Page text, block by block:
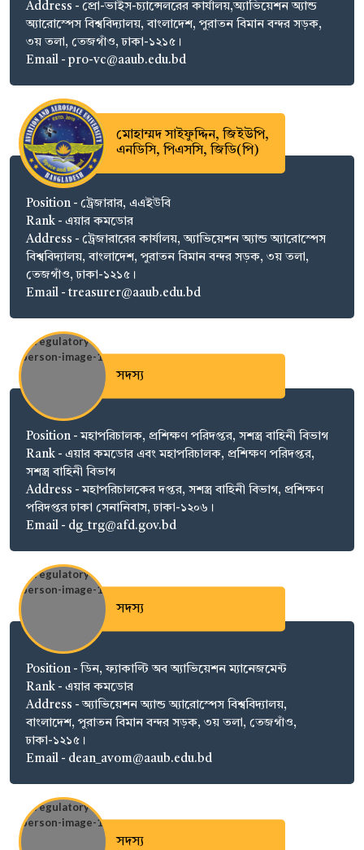
Address - প্রো-ভাইস-চ্যান্সেলরের কার্যালয়,অ্যাভিয়েশন অ্যান্ড
অ্যারোস্পেস বিশ্ববিদ্যালয়, বাংলাদেশ, পুরাতন বিমান বন্দর সড়ক,
৩য় তলা, তেজগাঁও, ঢাকা-১২১৫।
Email - pro-vc@aaub.edu.bd
মোহাম্মদ সাইফুদ্দিন, জিইউপি,
এনডিসি, পিএসসি, জিডি(পি)
Position - ট্রেজারার, এএইউবি
Rank - এয়ার কমডোর
Address - ট্রেজারারের কার্যালয়, অ্যাভিয়েশন অ্যান্ড অ্যারোস্পেস
বিশ্ববিদ্যালয়, বাংলাদেশ, পুরাতন বিমান বন্দর সড়ক, ৩য় তলা,
তেজগাঁও, ঢাকা-১২১৫।
Email - treasurer@aaub.edu.bd
সদস্য
Position - মহাপরিচালক, প্রশিক্ষণ পরিদপ্তর, সশস্ত্র বাহিনী বিভাগ
Rank - এয়ার কমডোর এবং মহাপরিচালক, প্রশিক্ষণ পরিদপ্তর,
সশস্ত্র বাহিনী বিভাগ
Address - মহাপরিচালকের দপ্তর, সশস্ত্র বাহিনী বিভাগ, প্রশিক্ষণ
পরিদপ্তর ঢাকা সেনানিবাস, ঢাকা-১২০৬।
Email - dg_trg@afd.gov.bd
সদস্য
Position - ডিন, ফ্যাকাল্টি অব অ্যাভিয়েশন ম্যানেজমেন্ট
Rank - এয়ার কমডোর
Address - অ্যাভিয়েশন অ্যান্ড অ্যারোস্পেস বিশ্ববিদ্যালয়,
বাংলাদেশ, পুরাতন বিমান বন্দর সড়ক, ৩য় তলা, তেজগাঁও,
ঢাকা-১২১৫।
Email - dean­_avom@aaub.edu.bd
সদস্য